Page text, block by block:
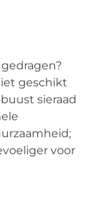
geschikt
sieraad
voor